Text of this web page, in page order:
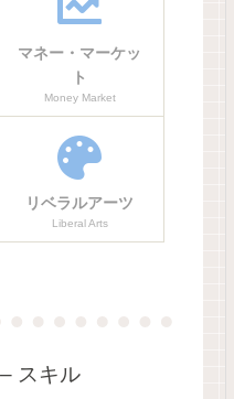
マネー・マーケッ
ト
Money Market
リベラルアーツ
Liberal Arts
スキル